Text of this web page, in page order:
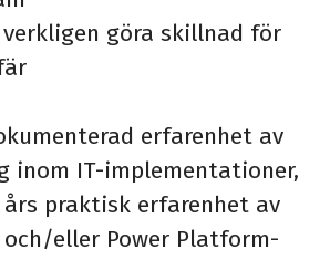
göra skillnad för
erfarenhet av
inom IT-implementationer,
praktisk erfarenhet av
och/eller Power Platform-